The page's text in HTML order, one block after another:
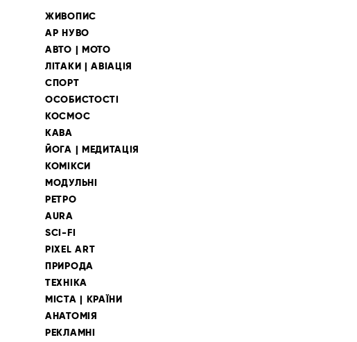
ЖИВОПИС
АР НУВО
АВТО | МОТО
ЛІТАКИ | АВІАЦІЯ
СПОРТ
ОСОБИСТОСТІ
КОСМОС
КАВА
ЙОГА | МЕДИТАЦІЯ
КОМІКСИ
МОДУЛЬНІ
РЕТРО
AURA
SCI-FI
PIXEL ART
ПРИРОДА
ТЕХНІКА
МІСТА | КРАЇНИ
АНАТОМІЯ
РЕКЛАМНІ